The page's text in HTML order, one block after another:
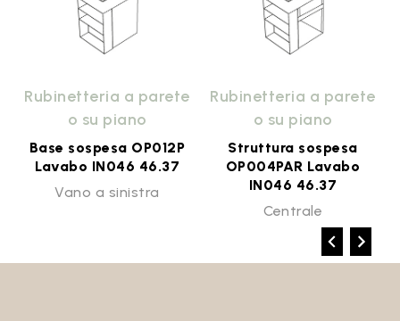
Rubinetteria a parete
o su piano
Base sospesa OP012P
Lavabo IN046 46.37
Vano a sinistra
Rubinetteria a parete
o su piano
Struttura sospesa
OP004PAR Lavabo
IN046 46.37
Centrale